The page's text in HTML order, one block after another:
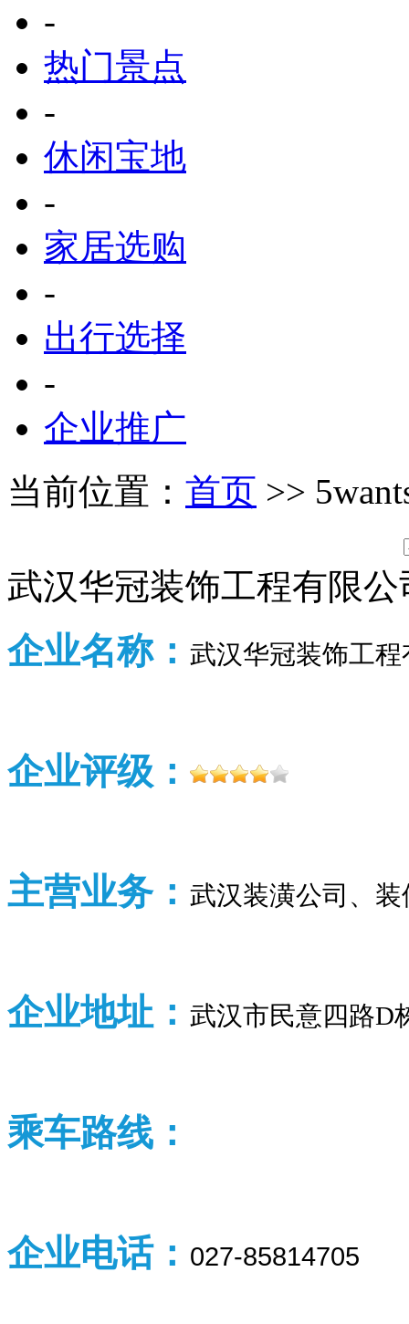
-
热门景点
-
休闲宝地
-
家居选购
-
出行选择
-
企业推广
当前位置： 首页 >>
武汉华冠装饰工程有限公
企业名称： 武汉华冠装饰工
企业评级：
主营业务： 武汉装潢公司、
企业地址： 武汉市民意四路D
乘车路线：
企业电话： 027-85814705